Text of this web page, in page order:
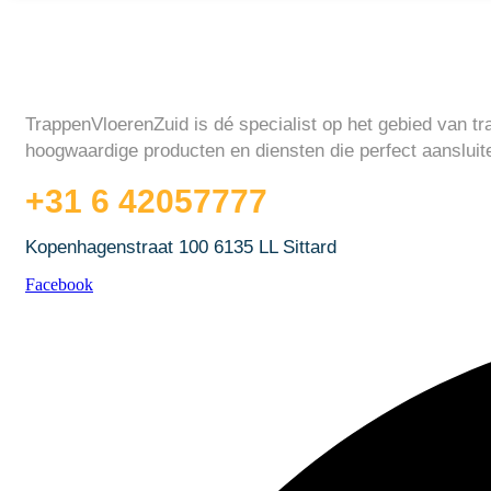
More
TrappenVloerenZuid is dé specialist op het gebied van
hoogwaardige producten en diensten die perfect
+31 6 42057777
Kopenhagenstraat 100 6135 LL Sittard
Facebook